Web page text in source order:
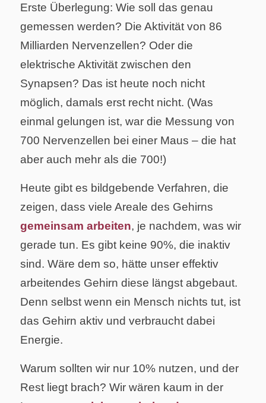
Erste Überlegung: Wie soll das genau
gemessen werden? Die Aktivität von 86
Milliarden Nervenzellen? Oder die
elektrische Aktivität zwischen den
Synapsen? Das ist heute noch nicht
möglich, damals erst recht nicht. (Was
einmal gelungen ist, war die Messung von
700 Nervenzellen bei einer Maus – die hat
aber auch mehr als die 700!)
Heute gibt es bildgebende Verfahren, die
zeigen, dass viele Areale des Gehirns
gemeinsam arbeiten, je nachdem, was wir
gerade tun. Es gibt keine 90%, die inaktiv
sind. Wäre dem so, hätte unser effektiv
arbeitendes Gehirn diese längst abgebaut.
Denn selbst wenn ein Mensch nichts tut, ist
das Gehirn aktiv und verbraucht dabei
Energie.
Warum sollten wir nur 10% nutzen, und der
Rest liegt brach? Wir wären kaum in der